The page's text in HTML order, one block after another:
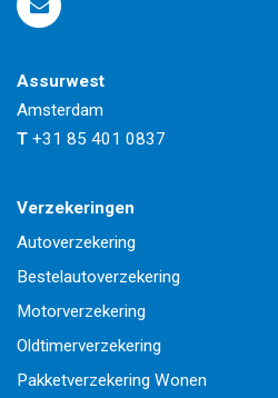
Assurwest
Amsterdam
T +31 85 401 0837
Verzekeringen
Autoverzekering
Bestelautoverzekering
Motorverzekering
Oldtimerverzekering
Pakketverzekering Wonen